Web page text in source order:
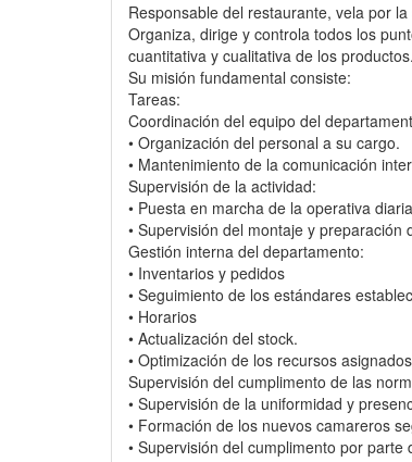
Responsable del restaurante, vela por
Organiza, dirige y controla todos los
cuantitativa y cualitativa de los productos.
Su misión fundamental consiste:
Tareas:
Coordinación del equipo del
• Organización del personal a su cargo.
• Mantenimiento de la comunicación
Supervisión de la actividad:
• Puesta en marcha de la operativa diaria
• Supervisión del montaje y preparación
Gestión interna del departamento:
• Inventarios y pedidos
• Seguimiento de los estándares
• Horarios
• Actualización del stock.
• Optimización de los recursos
Supervisión del cumplimento de las
• Supervisión de la uniformidad y
• Formación de los nuevos camareros
• Supervisión del cumplimento por